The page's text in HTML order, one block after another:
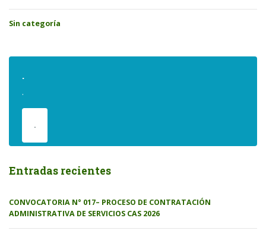
Sin categoría
.
.
.
Entradas recientes
CONVOCATORIA N° 017– PROCESO DE CONTRATACIÓN
ADMINISTRATIVA DE SERVICIOS CAS 2026